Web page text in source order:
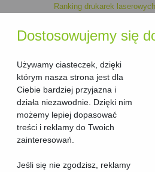
Dostosowujemy się
Używamy ciasteczek, dzięki
którym nasza strona jest dla
Ciebie bardziej przyjazna i
działa niezawodnie. Dzięki nim
możemy lepiej dopasować
treści i reklamy do Twoich
zainteresowań.
Jeśli się nie zgodzisz, reklamy
Ranking drukarek
Ranking drukarek
Ranking drukarek
Ranking drukarek atramentowych
Ranking urzadzen
Ranking urzadzen
Ranking urzadzen wielofunkcyjnych
Ranking urzadzen
Ranking urzadzen wielofunkcyjnych
Ranking urzadzen
Ranking urzadzen